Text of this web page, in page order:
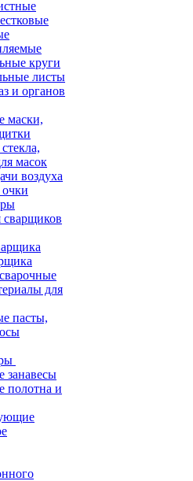
круги
листы
и органов
маски,
масок
воздуха
для
пасты,
занавесы
полотна и